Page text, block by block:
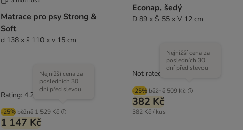
Matrace pro psy Strong &
Soft
d 138 x š 110 x v 15 cm
-25% běžně1 529 Kč
Nejnižší cena za
posledních 30
dní před slevou
1 147 Kč
Rating: 4.2/5
Econap, šedý
D 89 x Š 55 x V 12 cm
-25% běžně509 Kč
Nejnižší cena za
posledních 30
dní před slevou
382 Kč
382 Kč / kus
Not rated